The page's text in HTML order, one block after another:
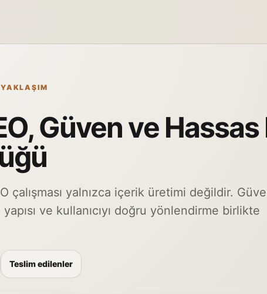
Güven ve Hassas
çalışması yalnızca içerik üretimi değildir.
ve kullanıcıyı doğru yönlendirme birlikte
Teslim edilenler